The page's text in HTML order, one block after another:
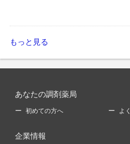
もっと見る
あなたの調剤薬局
初めての方へ よ
企業情報